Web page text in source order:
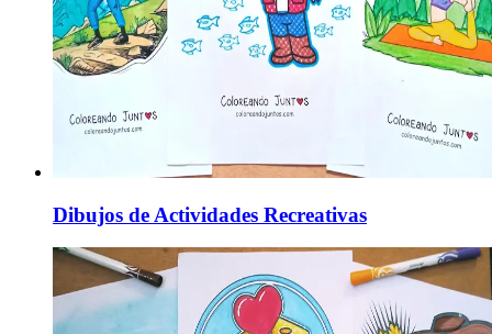
Dibujos de Actividades Recreativas